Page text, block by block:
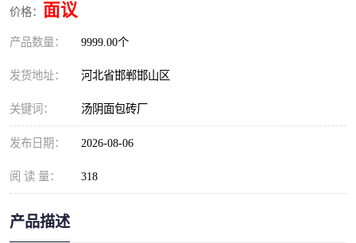
价格： 面议
产品数量： 9999.00个
发货地址： 河北省邯郸邯山区
关键词： 汤阴面包砖厂
发布日期： 2026-08-06
阅 读 量： 318
产品描述